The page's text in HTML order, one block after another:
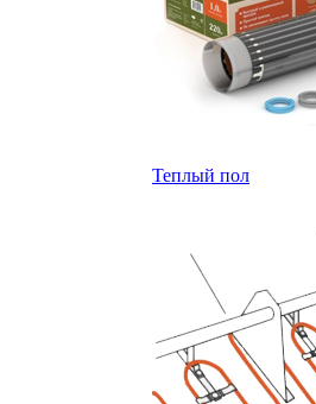
Теплый пол